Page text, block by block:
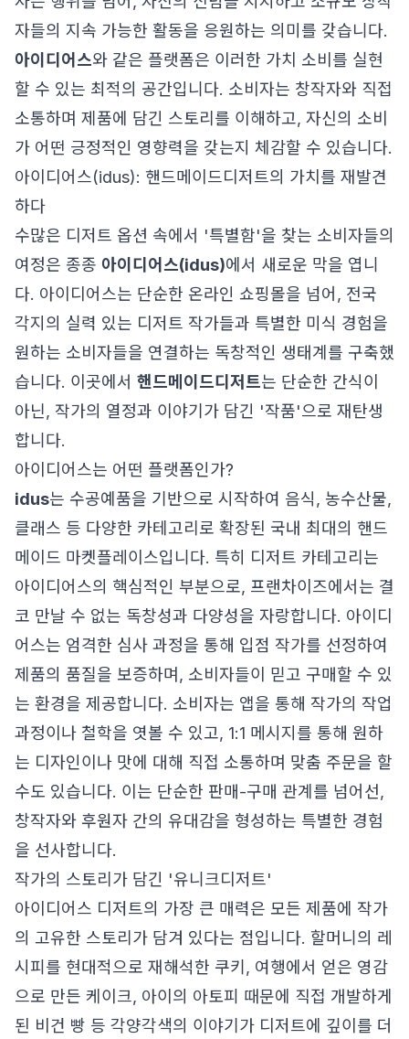
자들의 지속 가능한 활동을 응원하는 의미를 갖습니다.
아이디어스와 같은 플랫폼은 이러한 가치 소비를 실현
할 수 있는 최적의 공간입니다. 소비자는 창작자와 직접
소통하며 제품에 담긴 스토리를 이해하고, 자신의 소비
가 어떤 긍정적인 영향력을 갖는지 체감할 수 있습니다.
아이디어스(idus): 핸드메이드디저트의 가치를 재발견
하다
수많은 디저트 옵션 속에서 '특별함'을 찾는 소비자들의
여정은 종종 아이디어스(idus)에서 새로운 막을 엽니
다. 아이디어스는 단순한 온라인 쇼핑몰을 넘어, 전국
각지의 실력 있는 디저트 작가들과 특별한 미식 경험을
원하는 소비자들을 연결하는 독창적인 생태계를 구축했
습니다. 이곳에서 핸드메이드디저트는 단순한 간식이
아닌, 작가의 열정과 이야기가 담긴 '작품'으로 재탄생
합니다.
아이디어스는 어떤 플랫폼인가?
idus는 수공예품을 기반으로 시작하여 음식, 농수산물,
클래스 등 다양한 카테고리로 확장된 국내 최대의 핸드
메이드 마켓플레이스입니다. 특히 디저트 카테고리는
아이디어스의 핵심적인 부분으로, 프랜차이즈에서는 결
코 만날 수 없는 독창성과 다양성을 자랑합니다. 아이디
어스는 엄격한 심사 과정을 통해 입점 작가를 선정하여
제품의 품질을 보증하며, 소비자들이 믿고 구매할 수 있
는 환경을 제공합니다. 소비자는 앱을 통해 작가의 작업
과정이나 철학을 엿볼 수 있고, 1:1 메시지를 통해 원하
는 디자인이나 맛에 대해 직접 소통하며 맞춤 주문을 할
수도 있습니다. 이는 단순한 판매-구매 관계를 넘어선,
창작자와 후원자 간의 유대감을 형성하는 특별한 경험
을 선사합니다.
작가의 스토리가 담긴 '유니크디저트'
아이디어스 디저트의 가장 큰 매력은 모든 제품에 작가
의 고유한 스토리가 담겨 있다는 점입니다. 할머니의 레
시피를 현대적으로 재해석한 쿠키, 여행에서 얻은 영감
으로 만든 케이크, 아이의 아토피 때문에 직접 개발하게
된 비건 빵 등 각양각색의 이야기가 디저트에 깊이를 더